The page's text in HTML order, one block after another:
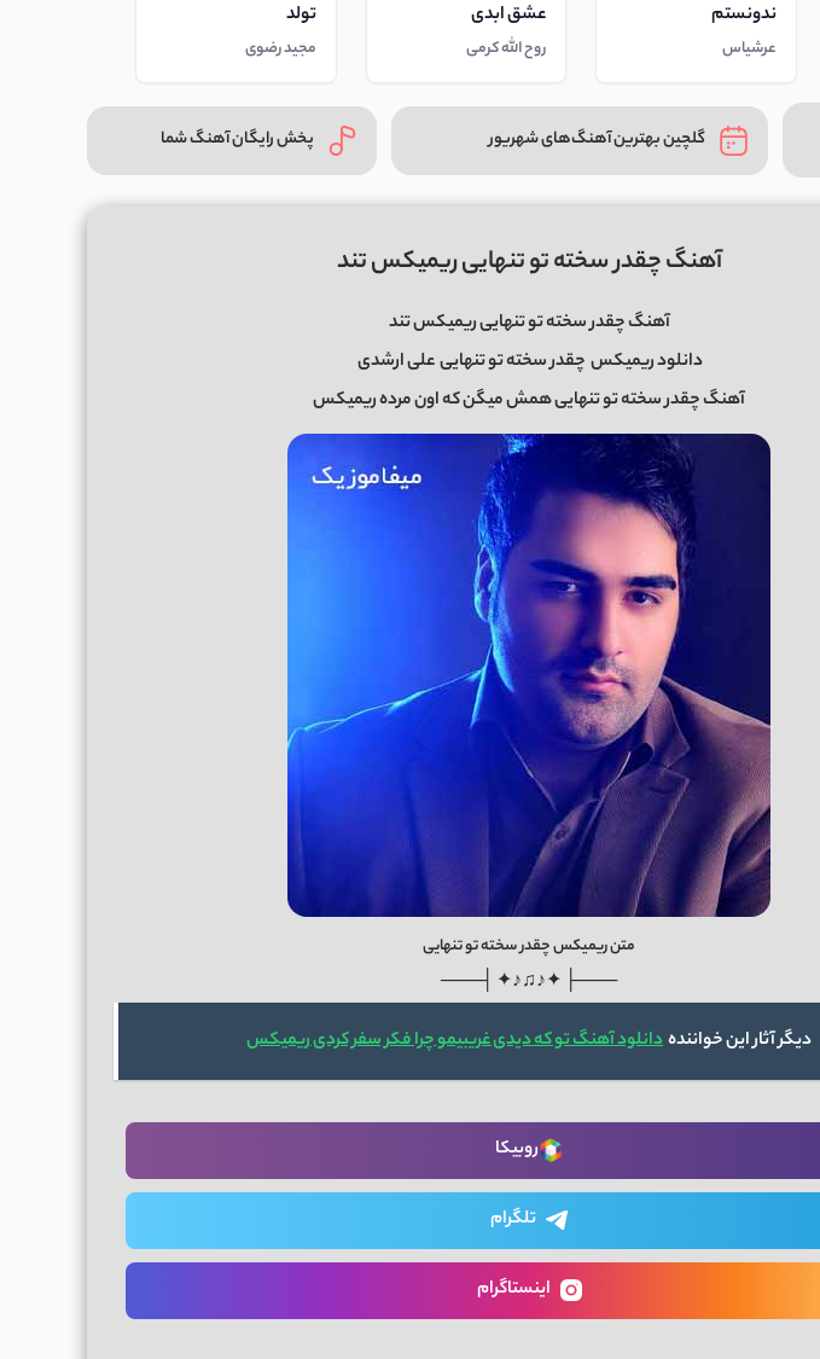
ندونستم
عرشیاس
عشق ابدی
روح الله کرمی
تولد
مجید رضوی
گلچین بهترین آهنگ‌های شهریور پخش رایگان آهنگ شما
آهنگ چقدر سخته تو تنهایی ریمیکس تند
آهنگ چقدر سخته تو تنهایی ریمیکس تند
دانلود ریمیکس چقدر سخته تو تنهاییعلی ارشدی
آهنگ چقدر سخته تو تنهایی همش میگن که اون مرده ریمیکس
متن ریمیکس چقدر سخته تو تنهایی
───├ ✦♪♫♪✦ ┤───
دیگر آثار این خوانندهدانلود آهنگ تو که دیدی غریبیمو چرا فکر سفر کردی ریمیکس
روبیکا
تلگرام
اینستاگرام